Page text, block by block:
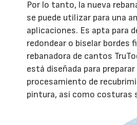
Por lo tanto, la nueva
se puede utilizar para una
aplicaciones. Es apta para
redondear o biselar bordes
rebanadora de cantos
está diseñada para preparar
procesamiento de
pintura, así como costuras